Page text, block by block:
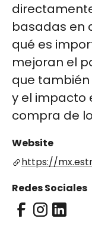
basadas en
qué es
mejoran el
que
y el impacto
compra de
Website
https://
Redes Sociales